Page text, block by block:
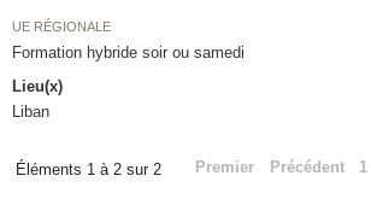
UE RÉGIONALE
Formation hybride soir ou samedi
Lieu(x)
Liban
Éléments 1 à 2 sur 2 Premier Précédent 1